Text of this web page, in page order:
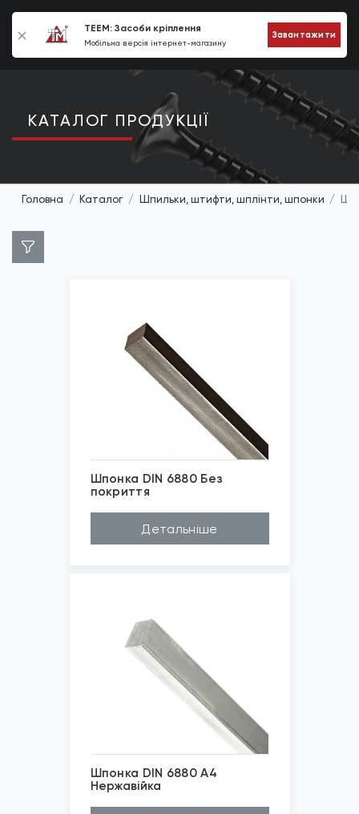
TEEM: Засоби кріплення
Мобільна версія інтернет-магазину
Завантажити
0
КАТАЛОГ ПРОДУКЦIЇ
Головна Каталог Шпильки, штифти, шплінти, шпонки
Шпонка DIN 6880 Без
покриття
Детальніше
Шпонка DIN 6880 А4
Нержавійка